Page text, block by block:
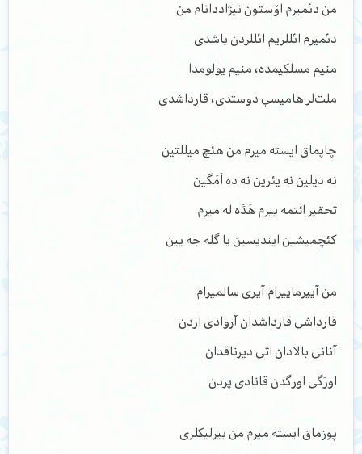
من دئمیرم اۆستون نیژاددانام من
دئمیرم ائللریم ائللردن باشدی
منیم مسلکیمده،‌ منیم یولومدا
ملت‌لر هامیسې دوستدی، قارداشدی
چاپماق ایسته میرم من هئچ میللتین
نه دیلین نه یئرین نه ده اَمَگین
تحقیر ائتمه ییرم هَدََه له میرم
کئچمیشین ایندیسین یا گله جه یین
من آییرماییرام آیری سالمیرام
قارداشی قارداشدان آروادی اردن
آنانی بالادان اتی دیرناقدان
اورَگی اورگدن قانادی پردن
پوزماق ایسته میرم من بیرلیکلری